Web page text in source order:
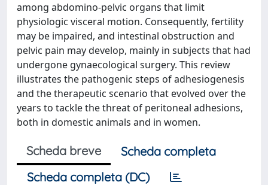
among abdomino-pelvic organs that limit
physiologic visceral motion. Consequently, fertility
may be impaired, and intestinal obstruction and
pelvic pain may develop, mainly in subjects that had
undergone gynaecological surgery. This review
illustrates the pathogenic steps of adhesiogenesis
and the therapeutic scenario that evolved over the
years to tackle the threat of peritoneal adhesions,
both in domestic animals and in women.
Scheda breve
Scheda completa
Scheda completa (DC)